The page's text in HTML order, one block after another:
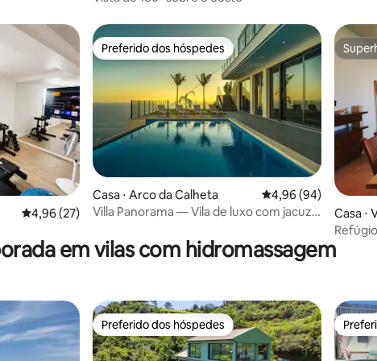
4,96 de uma avaliação média de 5, 27 avaliações
4,96 (27)
Preferido dos hóspedes
Preferido dos hóspedes
Casa ⋅ Arco da Calheta 4,96 de uma
4,96 (94)
Villa Panorama — Vila de luxo com jacuzzi
Casa ⋅
em vilas com hidromassagem
Preferido dos hóspedes
Preferido dos hóspedes